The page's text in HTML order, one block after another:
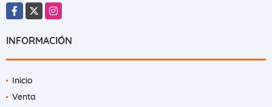
Facebook
X Instagram
INFORMACIÓN
Inicio
Venta